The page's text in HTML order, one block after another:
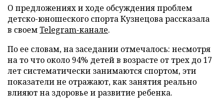
О предложениях и ходе обсуждения проблем
детско-юношеского спорта Кузнецова рассказала
в своемTelegram-канале.
По ее словам, на заседании отмечалось: несмотря
на то что около 94% детей в возрасте от трех до 17
лет систематически занимаются спортом, эти
показатели не отражают, как занятия реально
влияют на здоровье и развитие ребенка.